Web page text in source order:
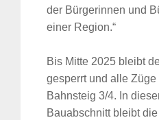
der Bürgerinnen und
einer Region.“
Bis Mitte 2025 bleibt
gesperrt und alle Züge
Bahnsteig 3/4. In
Bauabschnitt bleibt